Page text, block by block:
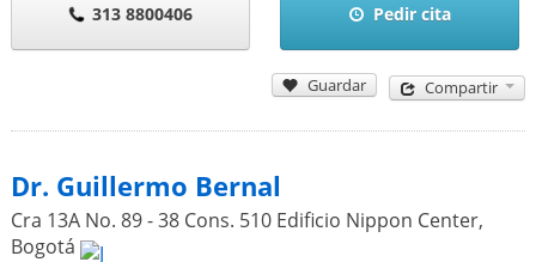
313 8800406 Pedir cita
Guardar Compartir
Dr. Guillermo Bernal
Cra 13A No. 89 - 38 Cons. 510 Edificio Nippon Center,
Bogotá